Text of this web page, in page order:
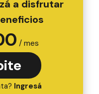
a disfrutar
/ mes
Ingresá